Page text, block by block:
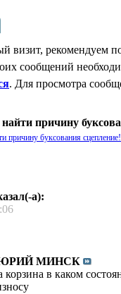
визит, рекомендуем
сообщений
. Для просмотра
причину буксования сцепление!
а):
МИНСК
корзина в каком